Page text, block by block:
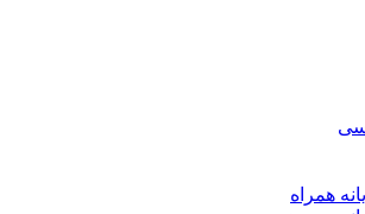
همراه